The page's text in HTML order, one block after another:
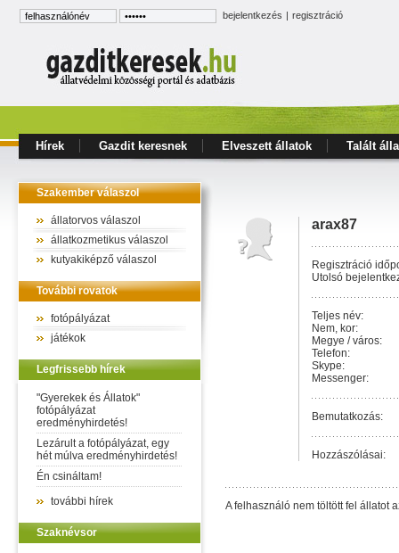
bejelentkezés | regisztráció
Hírek Gazdit keresnek Elveszett állatok Talált
Szakember válaszol
állatorvos válaszol
állatkozmetikus válaszol
kutyakiképző válaszol
További rovatok
fotópályázat
játékok
Legfrissebb hírek
"Gyerekek és Állatok"
fotópályázat
eredményhirdetés!
Lezárult a fotópályázat, egy
hét múlva eredményhirdetés!
Én csináltam!
további hírek
Szaknévsor
arax87
Regisztráció
Utolsó
Teljes név:
Nem, kor:
Megye / város:
Telefon:
Skype:
Messenger:
Bemutatkozás:
Hozzászólásai:
A felhasználó nem töltött fel állatot